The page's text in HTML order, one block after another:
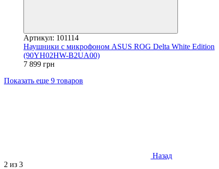
Артикул: 101114
Наушники с микрофоном ASUS ROG Delta White Edition
(90YH02HW-B2UA00)
7 899 грн
Показать еще 9 товаров
Назад
2 из 3